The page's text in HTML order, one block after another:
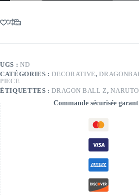
UGS : ND
CATÉGORIES :DECORATIVE,
PIECE
ÉTIQUETTES :DRAGON BALL Z,NARUTO
Commande sécurisée